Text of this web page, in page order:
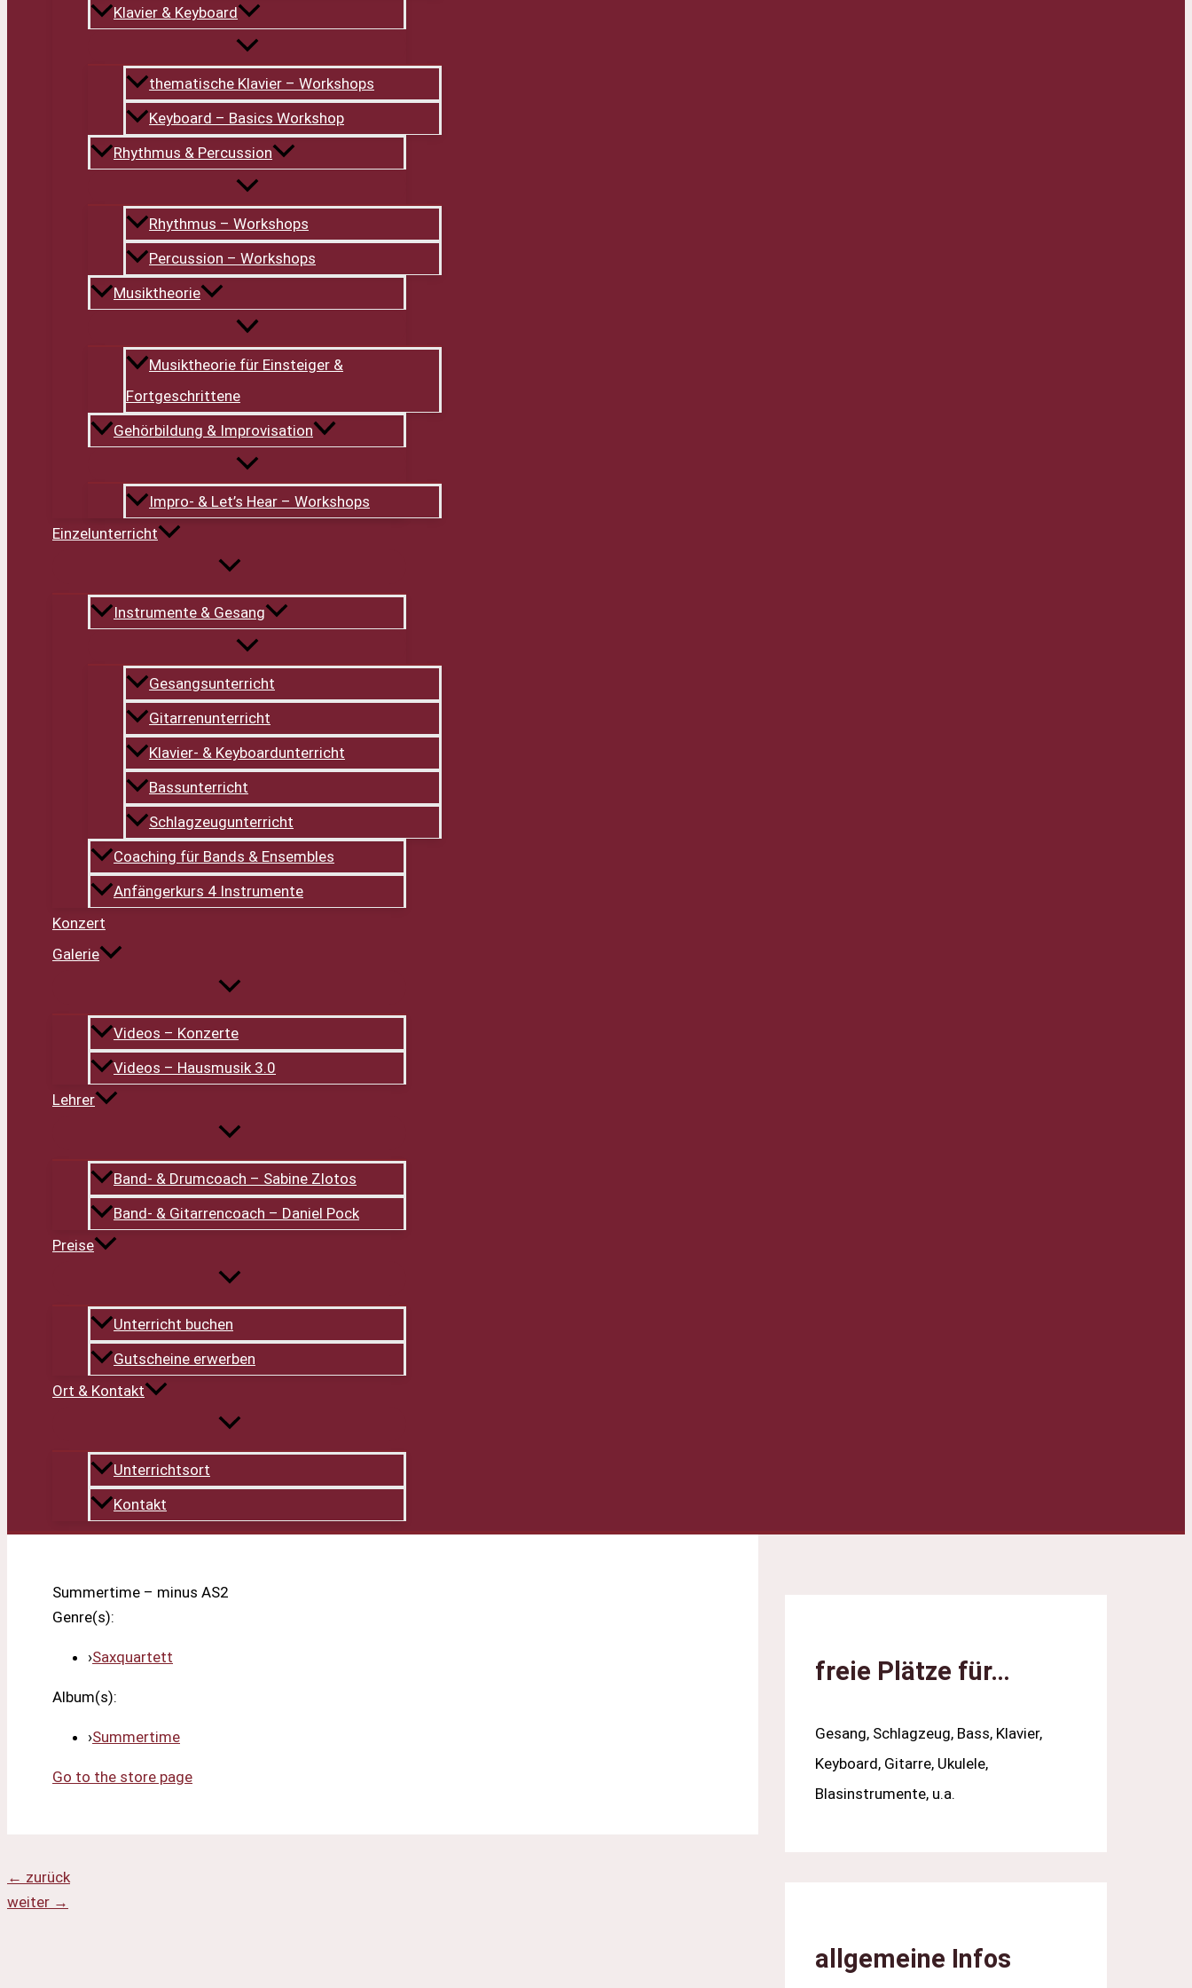
Klavier & Keyboard
thematische Klavier – Workshops
Keyboard – Basics Workshop
Rhythmus & Percussion
Rhythmus – Workshops
Percussion – Workshops
Musiktheorie
Musiktheorie für Einsteiger &
Fortgeschrittene
Gehörbildung & Improvisation
Impro- & Let’s Hear – Workshops
Einzelunterricht
Instrumente & Gesang
Gesangsunterricht
Gitarrenunterricht
Klavier- & Keyboardunterricht
Bassunterricht
Schlagzeugunterricht
Coaching für Bands & Ensembles
Anfängerkurs 4 Instrumente
Konzert
Galerie
Videos – Konzerte
Videos – Hausmusik 3.0
Lehrer
Band- & Drumcoach – Sabine Zlotos
Band- & Gitarrencoach – Daniel Pock
Preise
Unterricht buchen
Gutscheine erwerben
Ort & Kontakt
Unterrichtsort
Kontakt
Summertime – minus AS2
Genre(s):
›Saxquartett
Album(s):
›Summertime
Go to the store page
← zurück
weiter →
freie Plätze für…
Gesang, Schlagzeug, Bass, Klavier,
Keyboard, Gitarre, Ukulele,
Blasinstrumente, u.a.
allgemeine Infos